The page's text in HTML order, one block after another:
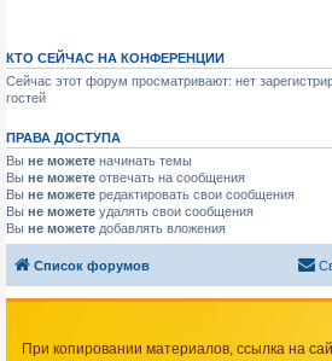
КТО СЕЙЧАС НА КОНФЕРЕНЦИИ
Сейчас этот форум просматривают: нет
гостей
ПРАВА ДОСТУПА
Вы не можете начинать темы
Вы не можете отвечать на сообщения
Вы не можете редактировать свои сообщения
Вы не можете удалять свои сообщения
Вы не можете добавлять вложения
Список форумов
При копировании материалов, ссылка на